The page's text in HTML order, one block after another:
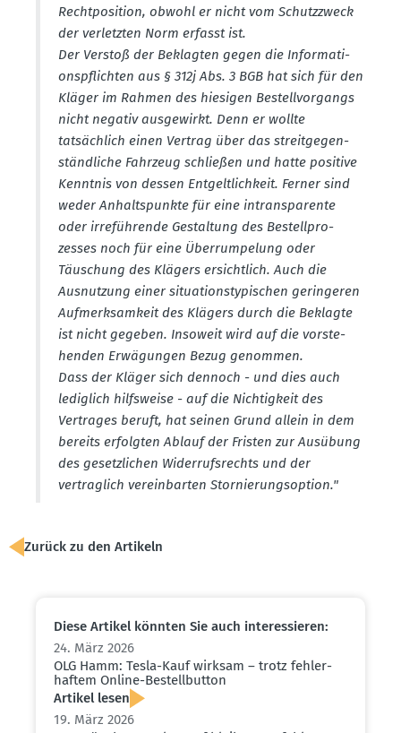
Recht­po­sition, obwohl er nicht vom Schutz­zweck
der verletzten Norm erfasst ist.
Der Verstoß der Beklagten gegen die Infor­ma­ti­
ons­pflichten aus § 312j Abs. 3 BGB hat sich für den
Kläger im Rahmen des hiesigen Bestell­vor­gangs
nicht negativ ausge­wirkt. Denn er wollte
tatsächlich einen Vertrag über das streit­ge­gen­
ständ­liche Fahrzeug schließen und hatte positive
Kenntnis von dessen Entgelt­lichkeit. Ferner sind
weder Anhalts­punkte für eine intrans­pa­rente
oder irrefüh­rende Gestaltung des Bestell­pro­
zesses noch für eine Überrum­pelung oder
Täuschung des Klägers ersichtlich. Auch die
Ausnutzung einer situa­ti­ons­ty­pi­schen gerin­geren
Aufmerk­samkeit des Klägers durch die Beklagte
ist nicht gegeben. Insoweit wird auf die vorste­
henden Erwägungen Bezug genommen.
Dass der Kläger sich dennoch - und dies auch
lediglich hilfs­weise - auf die Nichtigkeit des
Vertrages beruft, hat seinen Grund allein in dem
bereits erfolgten Ablauf der Fristen zur Ausübung
des gesetz­lichen Wider­rufs­rechts und der
vertraglich verein­barten Stornie­rungs­option."
Zurück zu den Artikeln
Diese Artikel könnten Sie auch inter­es­sieren:
24. März 2026
OLG Hamm: Tesla-Kauf wirksam – trotz fehler­
haftem Online-Bestell­button
Artikel lesen
19. März 2026